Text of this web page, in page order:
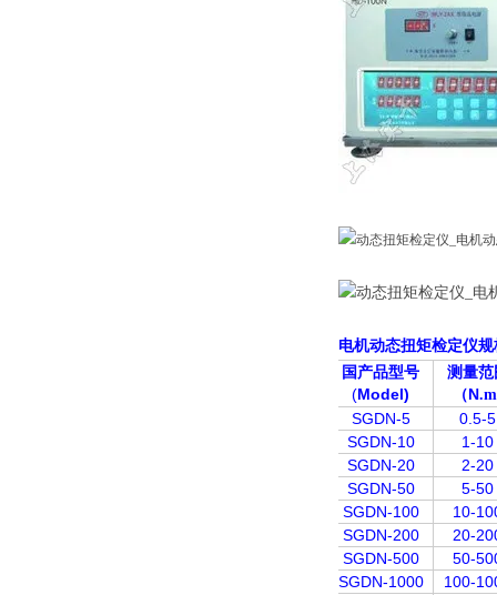
电机动态扭矩检定仪规
国产品型号
(Model)
测量范
（N
SGDN-5
0.5-5
SGDN-10
1-10
SGDN-20
2-20
SGDN-50
5-50
SGDN-100
10-
SGDN-200
20-
SGDN-500
50-
SGDN-1000
100-